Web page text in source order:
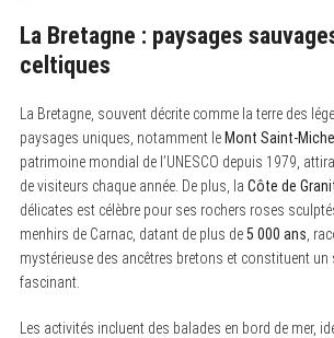
La Bretagne : paysages
celtiques
La Bretagne, souvent décrite comme la terre des
paysages uniques, notamment leMont Saint-
patrimoine mondial de l’UNESCO depuis 1979,
de visiteurs chaque année. De plus, la Côte de
délicates est célèbre pour ses rochers roses
menhirs de Carnac, datant de plus de5 000 ans ,
mystérieuse des ancêtres bretons et constituent
fascinant.
Les activités incluent des balades en bord de mer,